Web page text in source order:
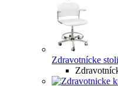
Zdravotnícke